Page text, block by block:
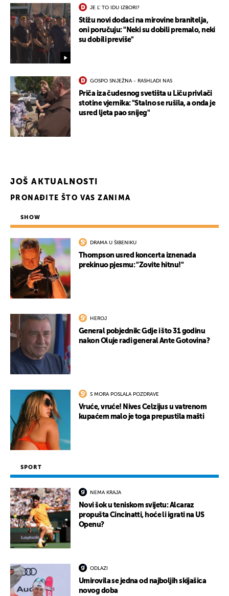
JE L' TO IDU IZBORI?
Stižu novi dodaci na mirovine branitelja,
oni poručuju: "Neki su dobili premalo, neki
su dobili previše"
GOSPO SNJEŽNA - RASHLADI NAS
Priča iza čudesnog svetišta u Liču privlači
stotine vjernika: "Stalno se rušila, a onda je
usred ljeta pao snijeg"
JOŠ AKTUALNOSTI
PRONAĐITE ŠTO VAS ZANIMA
SHOW
DRAMA U ŠIBENIKU
Thompson usred koncerta iznenada
prekinuo pjesmu: "Zovite hitnu!"
HEROJ
General pobjednik: Gdje i što 31 godinu
nakon Oluje radi general Ante Gotovina?
S MORA POSLALA POZDRAVE
Vruće, vruće! Nives Celzijus u vatrenom
kupaćem malo je toga prepustila mašti
SPORT
NEMA KRAJA
Novi šok u teniskom svijetu: Alcaraz
propušta Cincinatti, hoće li igrati na US
Openu?
ODLAZI
Umirovila se jedna od najboljih skijašica
novog doba
UKLJUČITE NOTIFIKACIJE